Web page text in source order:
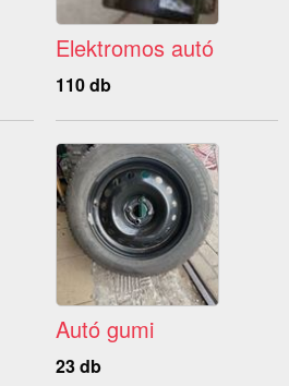
Elektromos autó
110 db
Autó gumi
23 db